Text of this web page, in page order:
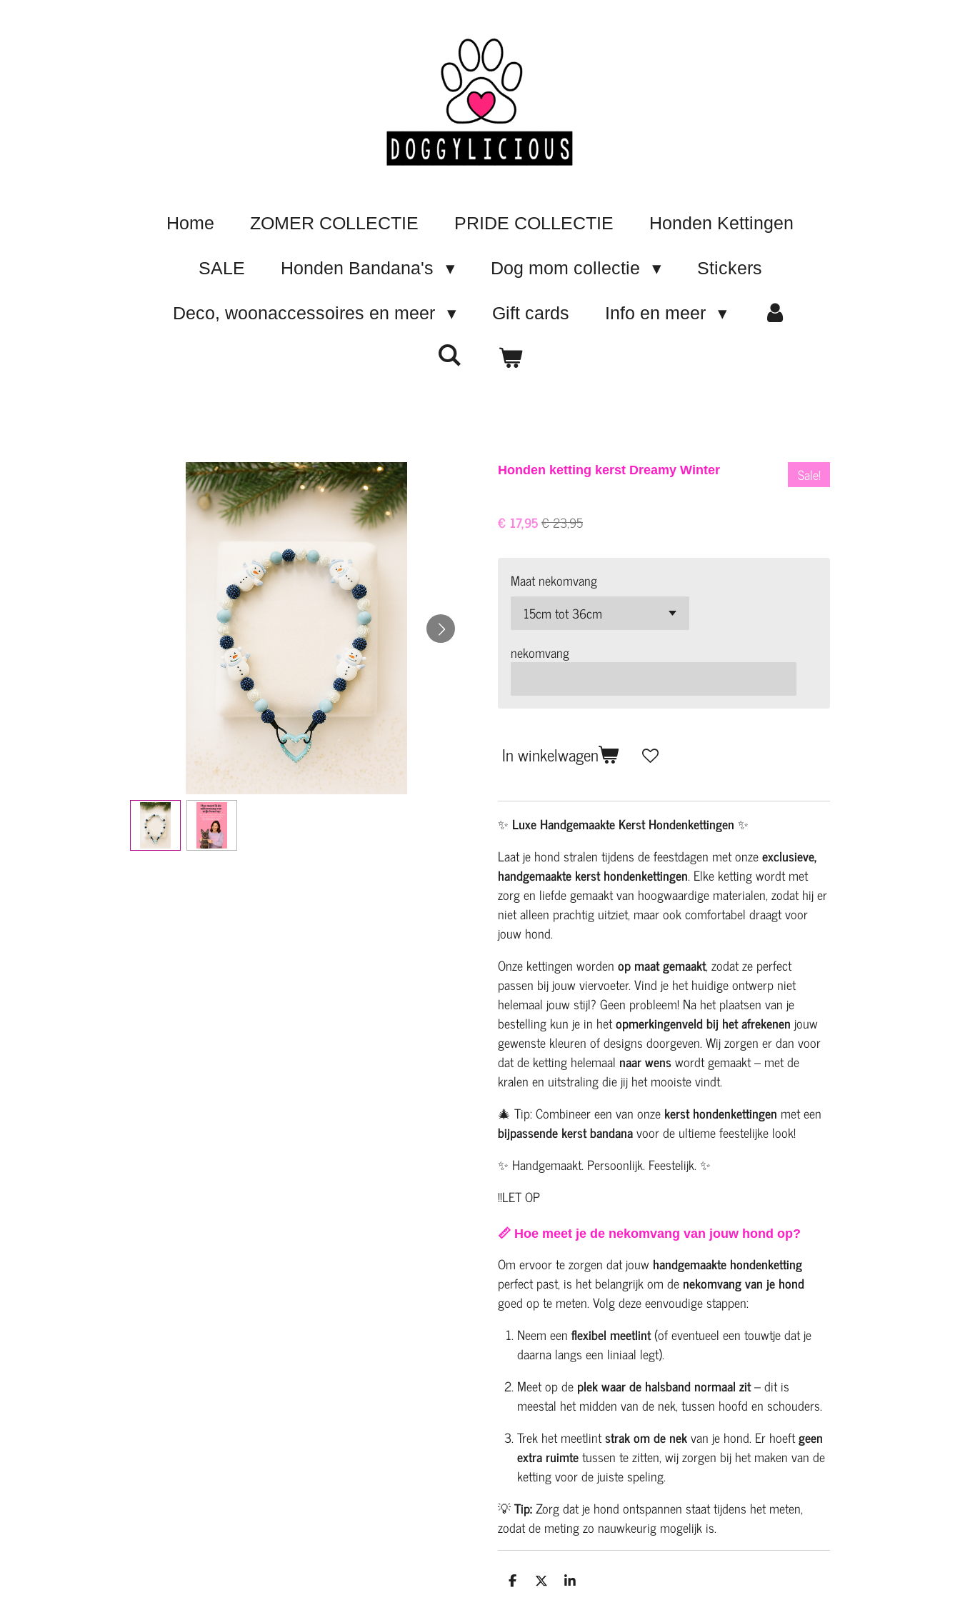
Home ZOMER COLLECTIE PRIDE COLLECTIE Honden Kettingen
SALE Honden Bandana's Dog mom collectie Stickers
Deco, woonaccessoires en meer Gift cards Info en meer
Honden ketting kerst Dreamy Winter Sale!
€ 17,95€ 23,95
Maat nekomvang
nekomvang
In winkelwagen
✨ Luxe Handgemaakte Kerst Hondenkettingen ✨
Laat je hond stralen tijdens de feestdagen met onzeexclusieve,
handgemaakte kerst hondenkettingen. Elke ketting wordt met
zorg en liefde gemaakt van hoogwaardige materialen, zodat hij er
niet alleen prachtig uitziet, maar ook comfortabel draagt voor
jouw hond.
Onze kettingen worden op maat gemaakt, zodat ze perfect
passen bij jouw viervoeter. Vind je het huidige ontwerp niet
helemaal jouw stijl? Geen probleem! Na het plaatsen van je
bestelling kun je in hetopmerkingenveld bij het afrekenen jouw
gewenste kleuren of designs doorgeven. Wij zorgen er dan voor
dat de ketting helemaal naar wenswordt gemaakt – met de
kralen en uitstraling die jij het mooiste vindt.
🎄 Tip: Combineer een van onze kerst hondenkettingen met een
bijpassende kerst bandanavoor de ultieme feestelijke look!
✨ Handgemaakt. Persoonlijk. Feestelijk. ✨
!!LET OP
📏 Hoe meet je de nekomvang van jouw hond op?
Om ervoor te zorgen dat jouw handgemaakte hondenketting
perfect past, is het belangrijk om de nekomvang van je hond
goed op te meten. Volg deze eenvoudige stappen:
Neem een flexibel meetlint(of eventueel een touwtje dat je
daarna langs een liniaal legt).
Meet op de plek waar de halsband normaal zit– dit is
meestal het midden van de nek, tussen hoofd en schouders.
Trek het meetlintstrak om de nekvan je hond. Er hoeftgeen
extra ruimtetussen te zitten, wij zorgen bij het maken van de
ketting voor de juiste speling.
💡Tip:Zorg dat je hond ontspannen staat tijdens het meten,
zodat de meting zo nauwkeurig mogelijk is.
D D S